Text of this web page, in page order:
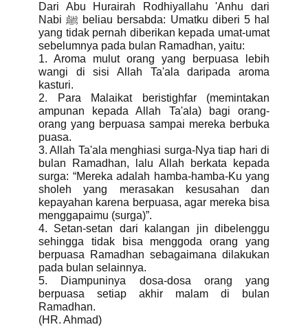
Dari Abu Hurairah Rodhiyallahu 'Anhu dari
Nabi ﷺ beliau bersabda: Umatku diberi 5 hal
yang tidak pernah diberikan kepada umat-umat
sebelumnya pada bulan Ramadhan, yaitu:
1. Aroma mulut orang yang berpuasa lebih
wangi di sisi Allah Ta'ala daripada aroma
kasturi.
2. Para Malaikat beristighfar (memintakan
ampunan kepada Allah Ta'ala) bagi orang-
orang yang berpuasa sampai mereka berbuka
puasa.
3. Allah Ta'ala menghiasi surga-Nya tiap hari di
bulan Ramadhan, lalu Allah berkata kepada
surga: “Mereka adalah hamba-hamba-Ku yang
sholeh yang merasakan kesusahan dan
kepayahan karena berpuasa, agar mereka bisa
menggapaimu (surga)”.
4. Setan-setan dari kalangan jin dibelenggu
sehingga tidak bisa menggoda orang yang
berpuasa Ramadhan sebagaimana dilakukan
pada bulan selainnya.
5. Diampuninya dosa-dosa orang yang
berpuasa setiap akhir malam di bulan
Ramadhan.
(HR. Ahmad)